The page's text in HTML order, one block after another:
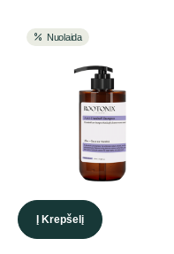
Nuolaida
Į Krepšelį